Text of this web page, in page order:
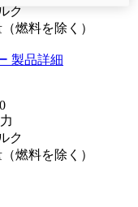
ク
燃料を除く）
製品詳細
ク
燃料を除く）